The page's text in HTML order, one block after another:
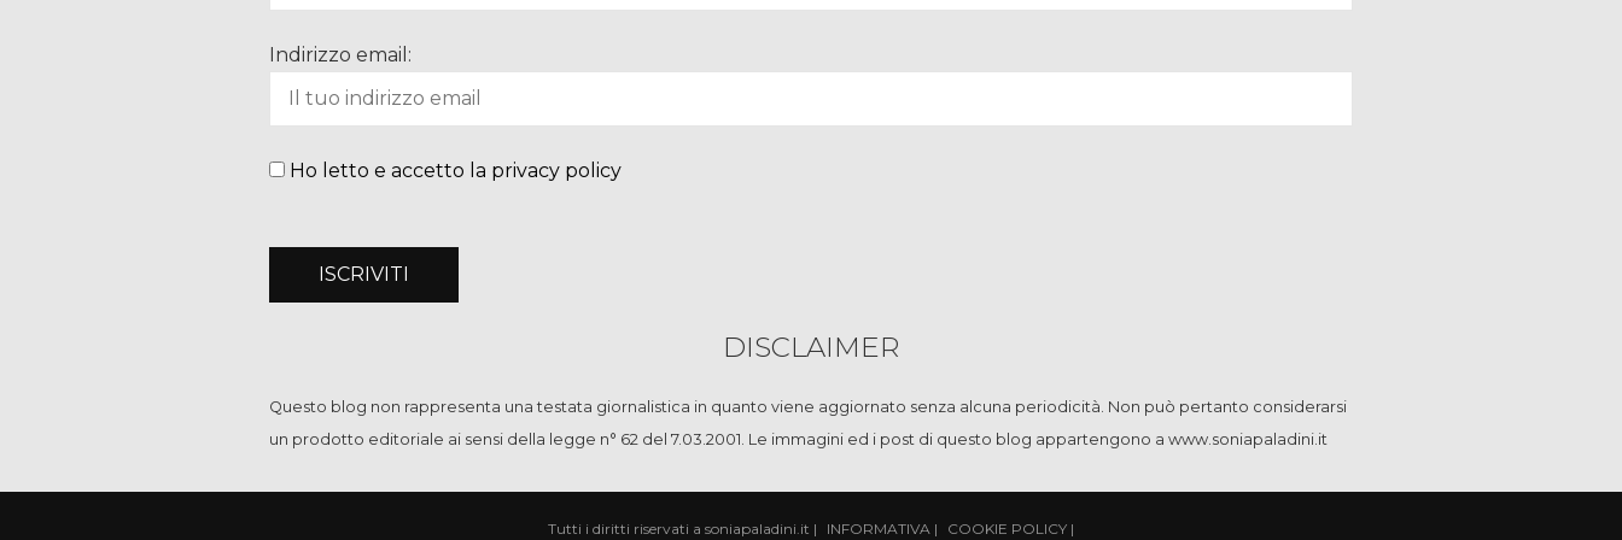
Indirizzo email:
Ho letto e accetto la privacy policy
DISCLAIMER
Questo blog non rappresenta una testata giornalistica in quanto viene aggiornato senza alcuna periodicità. Non può pertanto considerarsi
un prodotto editoriale ai sensi della legge n° 62 del 7.03.2001. Le immagini ed i post di questo blog appartengono a www.soniapaladini.it
Tutti i diritti riservati a soniapaladini.it | INFORMATIVA | COOKIE POLICY |